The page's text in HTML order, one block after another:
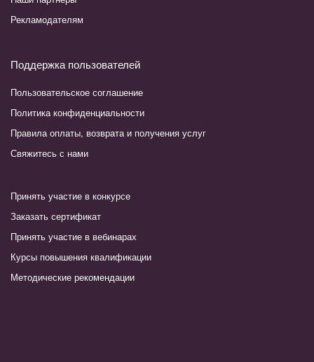
Рекламодателям
Поддержка пользователей
Пользовательское соглашение
Политика конфиденциальности
Правила оплаты, возврата и получения услуг
Свяжитесь с нами
Принять участие в конкурсе
Заказать сертификат
Принять участие в вебинарах
Курсы повышения квалификации
Методические рекомендации